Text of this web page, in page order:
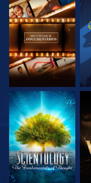
EXPLORE A SÉRIE
EXPLORE A SÉRIE